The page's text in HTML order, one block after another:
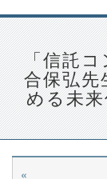
「信託
合保弘
める未
«